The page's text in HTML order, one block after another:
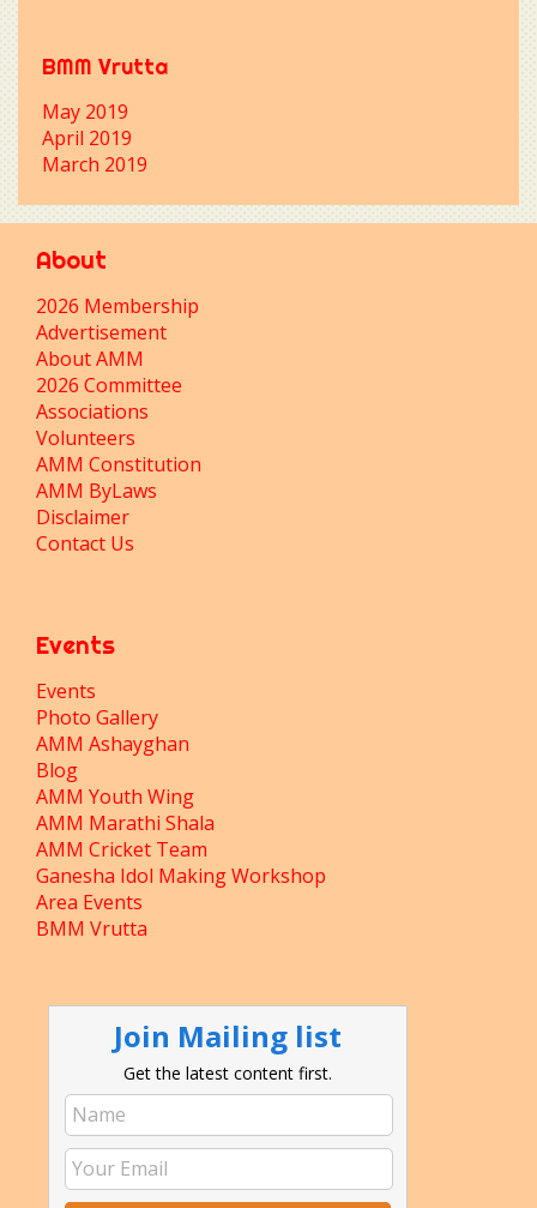
BMM Vrutta
May 2019
April 2019
March 2019
About
2026 Membership
Advertisement
About AMM
2026 Committee
Associations
Volunteers
AMM Constitution
AMM ByLaws
Disclaimer
Contact Us
Events
Events
Photo Gallery
AMM Ashayghan
Blog
AMM Youth Wing
AMM Marathi Shala
AMM Cricket Team
Ganesha Idol Making Workshop
Area Events
BMM Vrutta
Join Mailing list
Get the latest content first.